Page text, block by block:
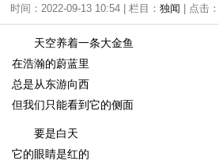
时间：2022-09-13 10:54 | 栏目： 独闻 | 点击：
天空养着一条大金鱼
在浩瀚的蔚蓝里
总是从东游向西
但我们只能看到它的侧面
要是白天
它的眼睛是红的